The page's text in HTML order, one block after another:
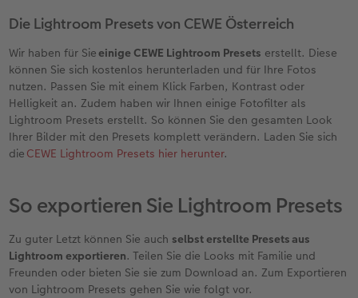
Die Lightroom Presets von CEWE Österreich
Wir haben für Sieeinige CEWE Lightroom Presets erstellt. Diese
können Sie sich kostenlos herunterladen und für Ihre Fotos
nutzen. Passen Sie mit einem Klick Farben, Kontrast oder
Helligkeit an. Zudem haben wir Ihnen einige Fotofilter als
Lightroom Presets erstellt. So können Sie den gesamten Look
Ihrer Bilder mit den Presets komplett verändern. Laden Sie sich
die CEWE Lightroom Presets hier herunter.
So exportieren Sie Lightroom Presets
Zu guter Letzt können Sie auch selbst erstellte Presets aus
Lightroom exportieren. Teilen Sie die Looks mit Familie und
Freunden oder bieten Sie sie zum Download an. Zum Exportieren
von Lightroom Presets gehen Sie wie folgt vor.